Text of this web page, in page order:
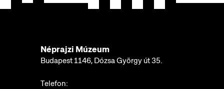
Néprajzi Múzeum
Budapest 1146, Dózsa György út 35.
Telefon: